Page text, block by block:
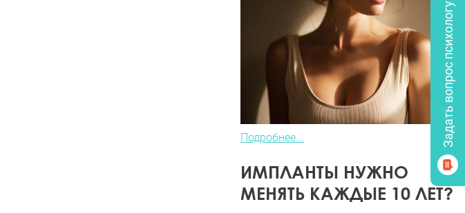
Подробнее...
ИМПЛАНТЫ НУЖНО
МЕНЯТЬ КАЖДЫЕ 10 ЛЕТ?
Задать вопрос психологу